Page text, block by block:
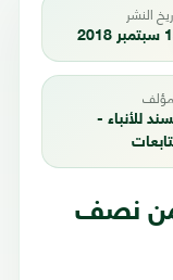
النشر
للأنباء -
من نصف